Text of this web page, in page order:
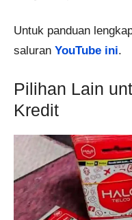
Untuk panduan
saluran YouTube ini.
Pilihan Lain
Kredit